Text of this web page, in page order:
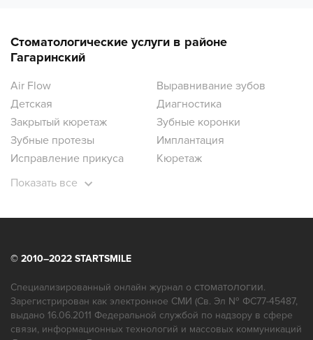
Стоматологические услуги в районе
Гагаринский
Air Flow
Выравнивание зубов
Детская
Диагностика
Закрытый кюретаж
Зубные коронки
Зубные протезы
Имплантация
Исправление прикуса
Кюретаж
Лечение десен
Протезирование
Профгигиена
Ремонт зубных протезов
Показать все
© 2010–2022 STARTSMILE
Специализированный онлайн журнал о стоматологии.
Зарегистрирован как электронное СМИ (Св. Эл № ФС77-45487,
выдано 16.06.2011 Федеральной службой по надзору в сфере
связи, информационных технологий и массовых коммуникаций